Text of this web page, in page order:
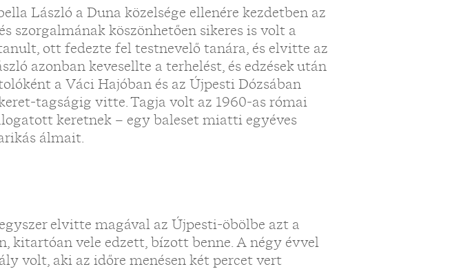
László a Duna közelsége ellenére kezdetben az
szorgalmának köszönhetően sikeres is volt a
ott fedezte fel testnevelő tanára, és elvitte az
azonban kevesellte a terhelést, és edzések után
a Váci Hajóban és az Újpesti Dózsában
tagságig vitte. Tagja volt az 1960-as római
keretnek – egy baleset miatti egyéves
álmait.
elvitte magával az Újpesti-öbölbe azt a
kitartóan vele edzett, bízott benne. A négy évvel
volt, aki az időre menésen két percet vert